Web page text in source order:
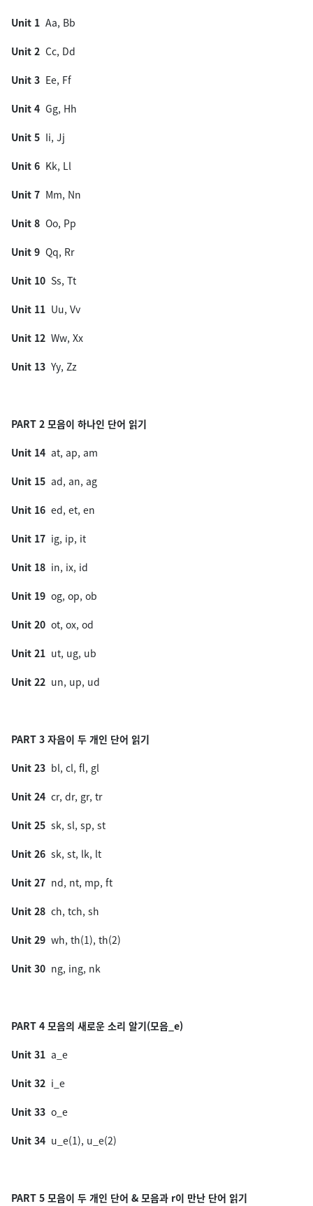
Unit 1 Aa, Bb
Unit 2 Cc, Dd
Unit 3 Ee, Ff
Unit 4 Gg, Hh
Unit 5 Ii, Jj
Unit 6 Kk, Ll
Unit 7 Mm, Nn
Unit 8 Oo, Pp
Unit 9 Qq, Rr
Unit 10 Ss, Tt
Unit 11 Uu, Vv
Unit 12 Ww, Xx
Unit 13 Yy, Zz
PART 2 모음이 하나인 단어 읽기
Unit 14 at, ap, am
Unit 15 ad, an, ag
Unit 16 ed, et, en
Unit 17 ig, ip, it
Unit 18 in, ix, id
Unit 19 og, op, ob
Unit 20 ot, ox, od
Unit 21 ut, ug, ub
Unit 22 un, up, ud
PART 3 자음이 두 개인 단어 읽기
Unit 23 bl, cl, fl, gl
Unit 24 cr, dr, gr, tr
Unit 25 sk, sl, sp, st
Unit 26 sk, st, lk, lt
Unit 27 nd, nt, mp, ft
Unit 28 ch, tch, sh
Unit 29 wh, th(1), th(2)
Unit 30 ng, ing, nk
PART 4 모음의 새로운 소리 알기(모음_e)
Unit 31 a_e
Unit 32 i_e
Unit 33 o_e
Unit 34 u_e(1), u_e(2)
PART 5 모음이 두 개인 단어 & 모음과 r이 만난 단어 읽기